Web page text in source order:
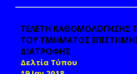
ΤΕΛΕΤΗ ΚΑΘΟΜΟΛΟΓΗΣΗΣ
ΤΟΥ ΤΜΗΜΑΤΟΣ
ΔΙΑΤΡΟΦΗΣ
Δελτία Τύπου